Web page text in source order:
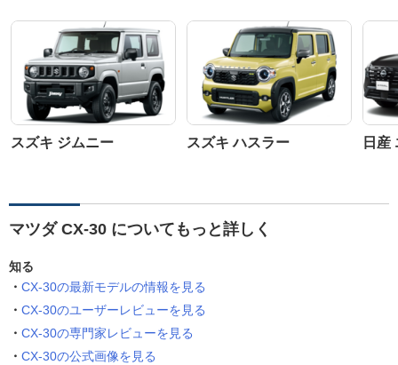
スズキ ジムニー スズキ ハスラー 日産
マツダ CX-30 についてもっと詳しく
知る
CX-30の最新モデルの情報を見る
CX-30のユーザーレビューを見る
CX-30の専門家レビューを見る
CX-30の公式画像を見る